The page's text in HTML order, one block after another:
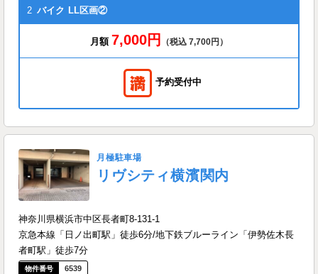
2 バイク LL区画②
月額 7,000円 （税込 7,700円）
予約受付中
月極駐車場
リヴシティ横濱関内
神奈川県横浜市中区長者町8-131-1
京急本線「日ノ出町駅」徒歩6分/地下鉄ブルーライン「伊勢佐木長
者町駅」徒歩7分
6539